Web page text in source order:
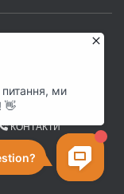
КОНТАКТИ